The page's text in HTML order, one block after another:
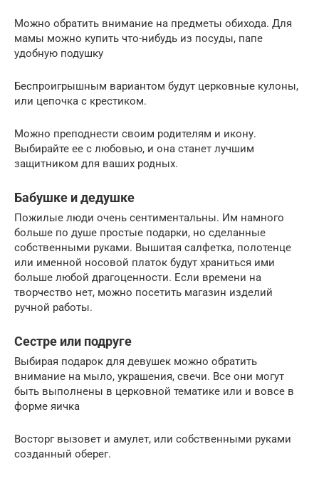
Можно обратить внимание на предметы обихода. Для
мамы можно купить что-нибудь из посуды, папе
удобную подушку
Беспроигрышным вариантом будут церковные кулоны,
или цепочка с крестиком.
Можно преподнести своим родителям и икону.
Выбирайте ее с любовью, и она станет лучшим
защитником для ваших родных.
Бабушке и дедушке
Пожилые люди очень сентиментальны. Им намного
больше по душе простые подарки, но сделанные
собственными руками. Вышитая салфетка, полотенце
или именной носовой платок будут храниться ими
больше любой драгоценности. Если времени на
творчество нет, можно посетить магазин изделий
ручной работы.
Сестре или подруге
Выбирая подарок для девушек можно обратить
внимание на мыло, украшения, свечи. Все они могут
быть выполнены в церковной тематике или и вовсе в
форме яичка
Восторг вызовет и амулет, или собственными руками
созданный оберег.